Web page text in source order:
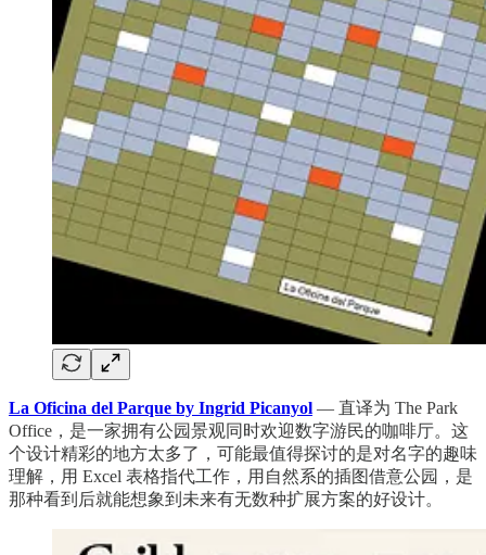
La Oficina del Parque by Ingrid Picanyol — 直译为 The Park
Office，是一家拥有公园景观同时欢迎数字游民的咖啡厅。这
个设计精彩的地方太多了，可能最值得探讨的是对名字的趣味
理解，用 Excel 表格指代工作，用自然系的插图借意公园，是
那种看到后就能想象到未来有无数种扩展方案的好设计。